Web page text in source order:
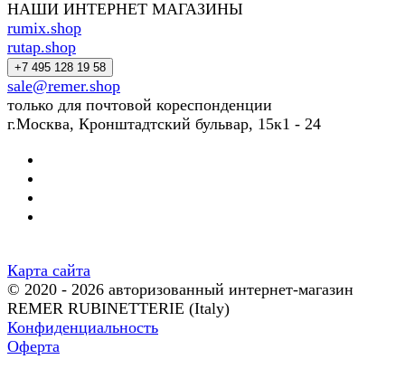
НАШИ ИНТЕРНЕТ МАГАЗИНЫ
rumix.shop
rutap.shop
+7 495 128 19 58
sale@remer.shop
только для почтовой кореспонденции
г.Москва, Кронштадтский бульвар, 15к1 - 24
Карта сайта
© 2020 - 2026 авторизованный интернет-магазин
REMER RUBINETTERIE (Italy)
Конфиденциальность
Оферта